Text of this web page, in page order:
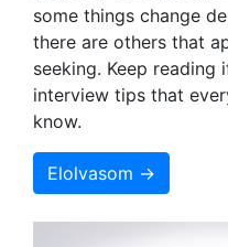
some things change
there are others that
seeking. Keep
interview tips that
know.
Elolvasom →